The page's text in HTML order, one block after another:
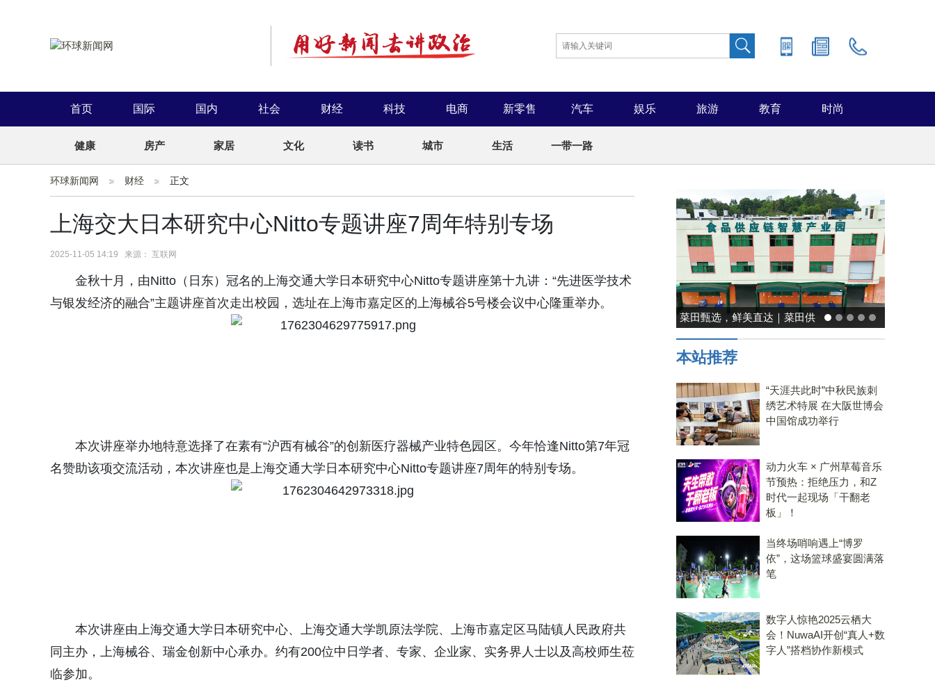
首页 国际 国内 社会 财经 科技 电商 新零售 汽车 娱乐 旅游 教育 时尚
健康 房产 家居 文化 读书 城市 生活 一带一路
环球新闻网 财经 正文
上海交大日本研究中心Nitto专题讲座7周年特别专场
2025-11-05 14:19 来源： 互联网
金秋十月，由Nitto（日东）冠名的上海交通大学日本研究中心Nitto专题讲座第十九讲：“先进医学技术
与银发经济的融合”主题讲座首次走出校园，选址在上海市嘉定区的上海械谷5号楼会议中心隆重举办。
本次讲座举办地特意选择了在素有“沪西有械谷”的创新医疗器械产业特色园区。今年恰逢Nitto第7年冠
名赞助该项交流活动，本次讲座也是上海交通大学日本研究中心Nitto专题讲座7周年的特别专场。
本次讲座由上海交通大学日本研究中心、上海交通大学凯原法学院、上海市嘉定区马陆镇人民政府共
同主办，上海械谷、瑞金创新中心承办。约有200位中日学者、专家、企业家、实务界人士以及高校师生莅
临参加。
菜田甄选，鲜美直达｜菜田供
应链，重塑净菜新鲜标准
能率日式厨房
本站推荐
“天涯共此时”中秋民族刺
绣艺术特展 在大阪世博会
中国馆成功举行
动力火车 × 广州草莓音乐
节预热：拒绝压力，和Z
时代一起现场「干翻老
板」！
当终场哨响遇上“博罗
依”，这场篮球盛宴圆满落
笔
数字人惊艳2025云栖大
会！NuwaAI开创“真人+数
字人”搭档协作新模式